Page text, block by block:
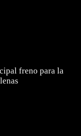
freno para la